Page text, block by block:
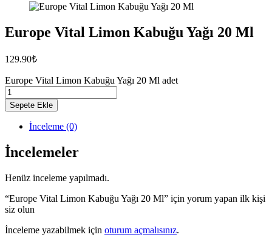
Europe Vital Limon Kabuğu Yağı 20 Ml
129.90₺
Europe Vital Limon Kabuğu Yağı 20 Ml adet
Sepete Ekle
İnceleme (0)
İncelemeler
Henüz inceleme yapılmadı.
“Europe Vital Limon Kabuğu Yağı 20 Ml” için yorum yapan ilk kişi
siz olun
İnceleme yazabilmek için oturum açmalısınız.